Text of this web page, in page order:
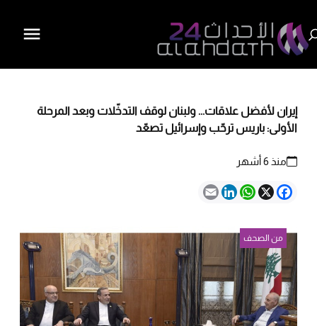
إيران لأفضل علاقات... ولبنان لوقف التدخّلات وبعد المرحلة
الأولى: باريس ترحّب وإسرائيل تصعّد
منذ 6 أشهر
Facebook
X
WhatsApp
LinkedIn
Email
من الصحف